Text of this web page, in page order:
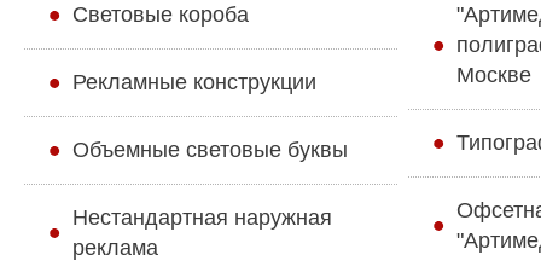
Cветовые короба
Рекламные конструкции
Объемные световые буквы
Нестандартная наружная
реклама
Москве